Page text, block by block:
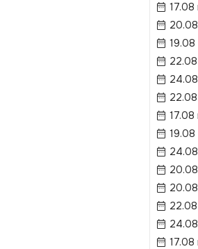
17.08
19.08
17.08
19.08
17.08